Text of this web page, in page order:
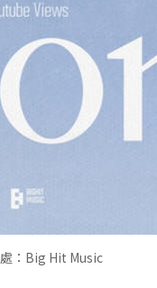
：Big Hit Music